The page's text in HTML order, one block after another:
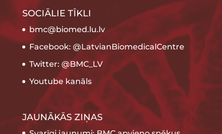
SOCIĀLIE TĪKLI
bmc@biomed.lu.lv
Facebook: @LatvianBiomedicalCentre
Twitter: @BMC_LV
Youtube kanāls
JAUNĀKĀS ZIŅAS